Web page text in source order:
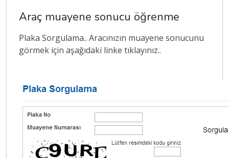
Araç muayene sonucu öğrenme
Plaka Sorgulama.. Aracınızın muayene sonucunu
görmek için aşağıdaki linke tıklayınız..